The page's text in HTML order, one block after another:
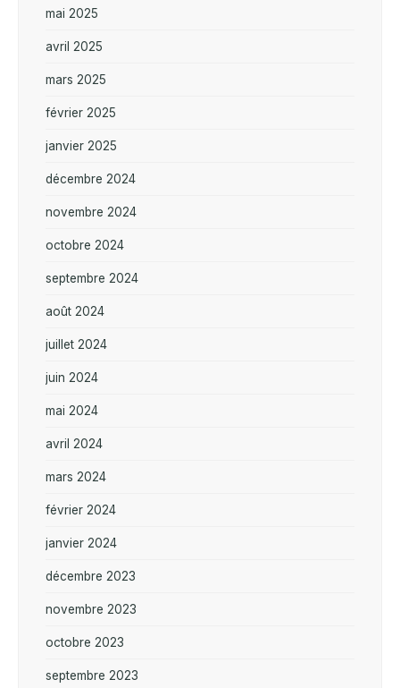
mai 2025
avril 2025
mars 2025
février 2025
janvier 2025
décembre 2024
novembre 2024
octobre 2024
septembre 2024
août 2024
juillet 2024
juin 2024
mai 2024
avril 2024
mars 2024
février 2024
janvier 2024
décembre 2023
novembre 2023
octobre 2023
septembre 2023